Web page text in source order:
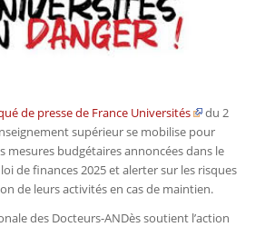
de presse de France Universités
du 2
supérieur se mobilise pour
mesures budgétaires annoncées dans le
de finances 2025 et alerter sur les risques
de leurs activités en cas de maintien.
des Docteurs-ANDès soutient l’action